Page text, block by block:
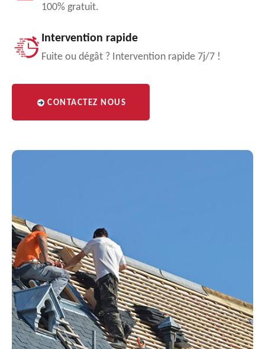
100% gratuit.
Intervention rapide
Fuite ou dégât ? Intervention rapide 7j/7 !
CONTACTEZ NOUS